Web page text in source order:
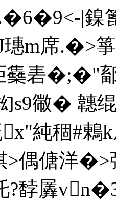
|鎳
璤m席.�>
雧砉�;�"鄐
抝s9幑�
x"純稒#
偶傏洋
?馞羼